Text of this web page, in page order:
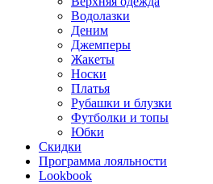
Водолазки
Деним
Джемперы
Жакеты
Носки
Платья
Рубашки и блузки
Футболки и топы
Юбки
Скидки
Программа лояльности
Lookbook